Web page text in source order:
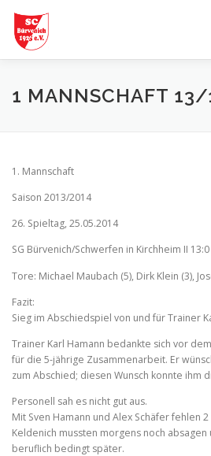
springen
START AKTUELLES
1 MANNSCHAFT 13/
1. Mannschaft
Saison 2013/2014
26. Spieltag, 25.05.2014
SG Bürvenich/Schwerfen in Kirchheim II 13:0
Tore: Michael Maubach (5), Dirk Klein (3),
Fazit:
Sieg im Abschiedspiel von und für Trainer
Trainer Karl Hamann bedankte sich vor
für die 5-jährige Zusammenarbeit. Er
zum Abschied; diesen Wunsch konnte ihm
Personell sah es nicht gut aus.
Mit Sven Hamann und Alex Schäfer fehlen
Keldenich mussten morgens noch absagen
beruflich bedingt später.